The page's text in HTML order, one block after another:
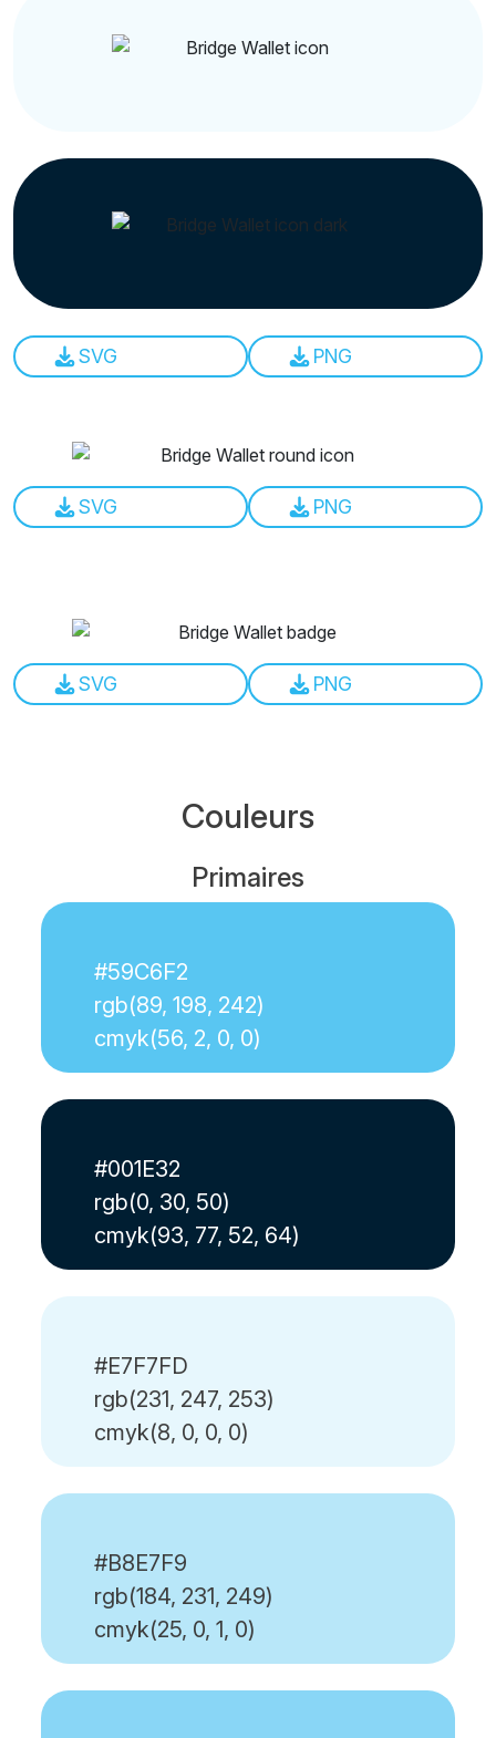
SVG PNG
SVG PNG
SVG PNG
Couleurs
Primaires
#59C6F2
rgb(89, 198, 242)
cmyk(56, 2, 0, 0)
#001E32
rgb(0, 30, 50)
cmyk(93, 77, 52, 64)
#E7F7FD
rgb(231, 247, 253)
cmyk(8, 0, 0, 0)
#B8E7F9
rgb(184, 231, 249)
cmyk(25, 0, 1, 0)